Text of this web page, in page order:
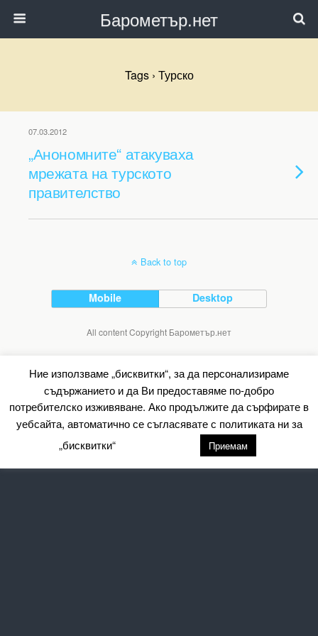
Барометър.нет
Tags › Турско
07.03.2012
„Анономните“ атакуваха
мрежата на турското
правителство
Back to top
Mobile Desktop
All content Copyright Барометър.нет
Ние използваме „бисквитки“, за да персонализираме
съдържанието и да Ви предоставяме по-добро
потребителско изживяване. Ако продължите да сърфирате в
уебсайта, автоматично се съгласявате с политиката ни за
„бисквитки“
Приемам